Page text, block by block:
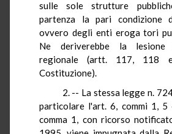
sulle sole strutture
partenza la pari condizione
ovvero degli enti eroga tori
Ne deriverebbe la lesione
regionale (artt. 117, 118
Costituzione).
2. -- La stessa legge n.
particolare l'art. 6, commi 1,
comma 1, con ricorso